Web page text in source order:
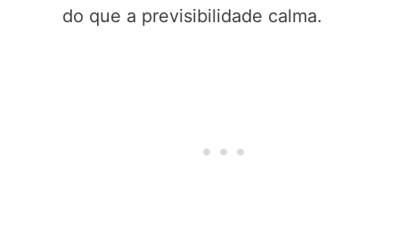
do que a previsibilidade calma.